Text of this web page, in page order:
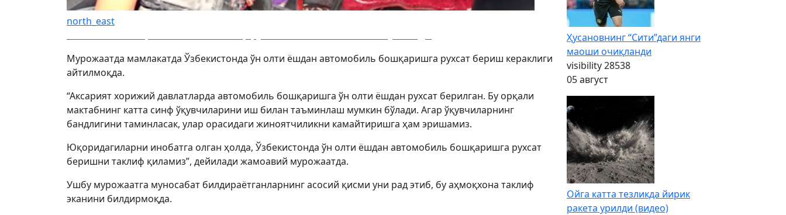
north_east
Мурожаатда мамлакатда Ўзбекистонда ўн олти ёшдан автомобиль бошқаришга рухсат бериш кераклиги
айтилмоқда.
“Аксарият хорижий давлатларда автомобиль бошқаришга ўн олти ёшдан рухсат берилган. Бу орқали
мактабнинг катта синф ўқувчиларини иш билан таъминлаш мумкин бўлади. Агар ўқувчиларнинг
бандлигини таминласак, улар орасидаги жиноятчиликни камайтиришга ҳам эришамиз.
Юқоридагиларни инобатга олган ҳолда, Ўзбекистонда ўн олти ёшдан автомобиль бошқаришга рухсат
беришни таклиф қиламиз”, дейилади жамоавий мурожаатда.
Ушбу мурожаатга муносабат билдираётганларнинг асосий қисми уни рад этиб, бу аҳмоқхона таклиф
эканини билдирмоқда.
Ҳусановнинг “Сити”даги янги
маоши очиқланди
visibility28538
05 август
Ойга катта тезликда йирик
ракета урилди (видео)